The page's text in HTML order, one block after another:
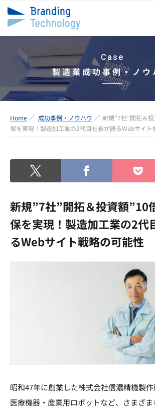
Case
製造業成功事例・ノウ
Home 成功事例・ノウハウ
新規”7社”開拓＆
保を実現！製造加工業の2代目社長が語るWebサイト
新規”7社”開拓＆投資額”10
保を実現！製造加工業の2代
るWebサイト戦略の可能性
昭和47年に創業した株式会社信濃精機製作
医療機器・産業用ロボットなど、さまざ